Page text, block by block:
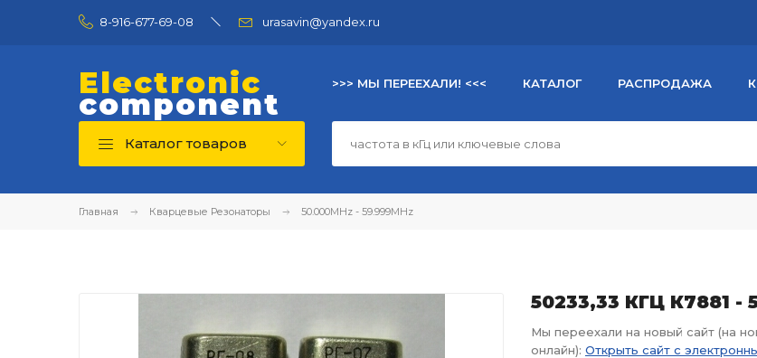
8-916-677-69-08 urasavin@yandex.ru
Electronic
component
>>> МЫ ПЕРЕЕХАЛИ! <<< КАТАЛОГ РАСПРОДАЖА
Каталог товаров
Главная Кварцевые Резонаторы 50.000MHz - 59.999MHz
50233,33 КГЦ К7881 -
Мы переехали на новый сайт (на
онлайн): Открыть сайт с